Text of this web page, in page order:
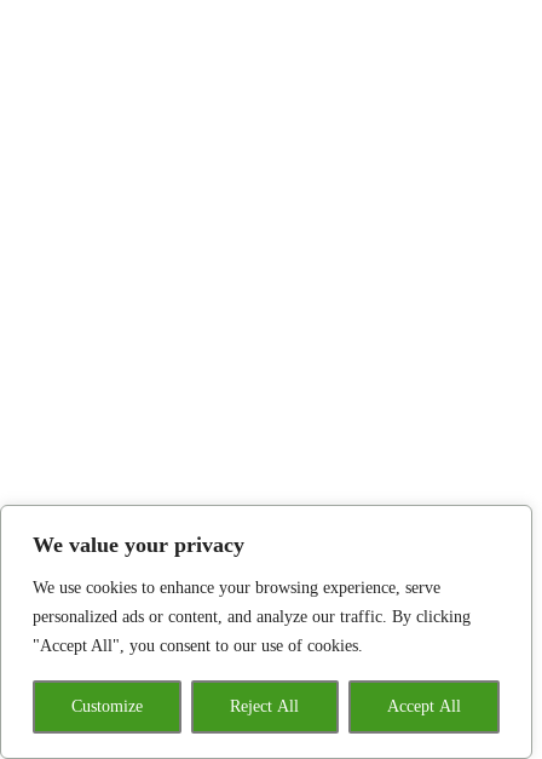
We value your privacy
We use cookies to enhance your browsing experience, serve
personalized ads or content, and analyze our traffic. By clicking
"Accept All", you consent to our use of cookies.
Customize Reject All Accept All